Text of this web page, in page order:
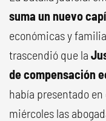
suma un nuevo
económicas y
trascendió que la
de compensación
había presentado
miércoles las